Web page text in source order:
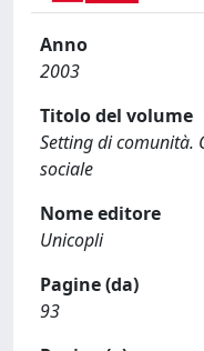
Anno
2003
Titolo del volume
Setting di comunità.
sociale
Nome editore
Unicopli
Pagine (da)
93